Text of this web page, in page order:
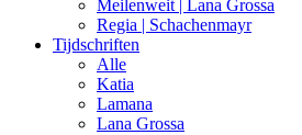
Meilenweit | Lana Grossa
Regia | Schachenmayr
Tijdschriften
Alle
Katia
Lamana
Lana Grossa